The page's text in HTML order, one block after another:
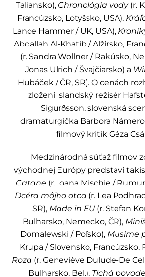
Taliansko), Chronológia vody(r.
Francúzsko, Lotyšsko, USA),
Lance Hammer / UK, USA),
Abdallah Al-Khatib / Alžírsko,
(r. Sandra Wollner / Rakúsko,
Jonas Ulrich / Švajčiarsko) a
Hubáček / ČR, SR). O cenách
zložení islandský režisér
Sigurðsson, slovenská
dramaturgička Barbora
filmový kritik Géza
Medzinárodná súťaž filmov
východnej Európy predstaví
Catane (r. Ioana Mischie /
Dcéra môjho otca (r. Lea
SR), Made in EU(r. Stefan
Bulharsko, Nemecko, ČR),
Domalewski / Poľsko), Musíme
Krupa / Slovensko, Francúzsko,
Roza (r. Geneviève Dulude-De
Bulharsko, Bel.), Tichá